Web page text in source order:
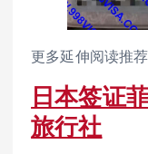
更多延伸阅读推荐
日本签证
旅行社